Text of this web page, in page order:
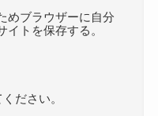
めブラウザーに自分
イトを保存する。
ださい。